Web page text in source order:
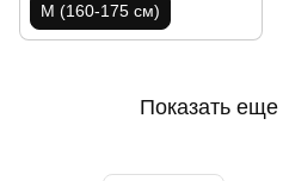
M (160-175 см)
Показать еще